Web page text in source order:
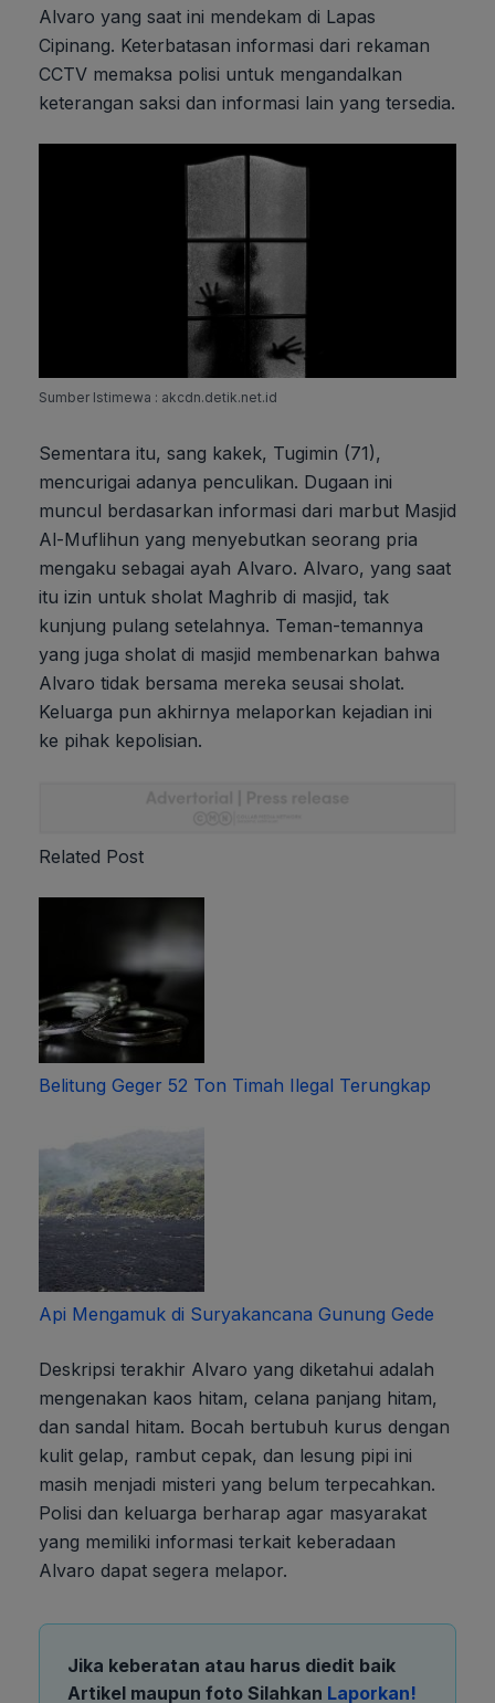
Alvaro yang saat ini mendekam di Lapas
Cipinang. Keterbatasan informasi dari rekaman
CCTV memaksa polisi untuk mengandalkan
keterangan saksi dan informasi lain yang tersedia.
Sumber Istimewa : akcdn.detik.net.id
Sementara itu, sang kakek, Tugimin (71),
mencurigai adanya penculikan. Dugaan ini
muncul berdasarkan informasi dari marbut Masjid
Al-Muflihun yang menyebutkan seorang pria
mengaku sebagai ayah Alvaro. Alvaro, yang saat
itu izin untuk sholat Maghrib di masjid, tak
kunjung pulang setelahnya. Teman-temannya
yang juga sholat di masjid membenarkan bahwa
Alvaro tidak bersama mereka seusai sholat.
Keluarga pun akhirnya melaporkan kejadian ini
ke pihak kepolisian.
Related Post
Belitung Geger 52 Ton Timah Ilegal Terungkap
Api Mengamuk di Suryakancana Gunung Gede
Deskripsi terakhir Alvaro yang diketahui adalah
mengenakan kaos hitam, celana panjang hitam,
dan sandal hitam. Bocah bertubuh kurus dengan
kulit gelap, rambut cepak, dan lesung pipi ini
masih menjadi misteri yang belum terpecahkan.
Polisi dan keluarga berharap agar masyarakat
yang memiliki informasi terkait keberadaan
Alvaro dapat segera melapor.
Jika keberatan atau harus diedit baik
Artikel maupun foto Silahkan Laporkan!